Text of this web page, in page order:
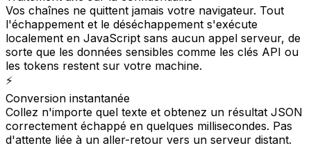
Vos chaînes ne quittent jamais votre navigateur. Tout
l'échappement et le déséchappement s'exécute
localement en JavaScript sans aucun appel serveur, de
sorte que les données sensibles comme les clés API ou
les tokens restent sur votre machine.
⚡
Conversion instantanée
Collez n'importe quel texte et obtenez un résultat JSON
correctement échappé en quelques millisecondes. Pas
d'attente liée à un aller-retour vers un serveur distant.